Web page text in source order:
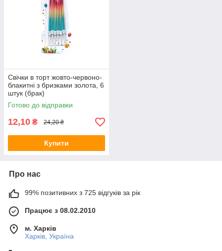
Свічки в торт жовто-червоно-
блакитні з бризками золота, 6
штук (брак)
Готово до відправки
12,10 ₴ 24,20 ₴
Купити
Про нас
99% позитивних з 725 відгуків за рік
Працює з 08.02.2010
м. Харків
Харків, Україна